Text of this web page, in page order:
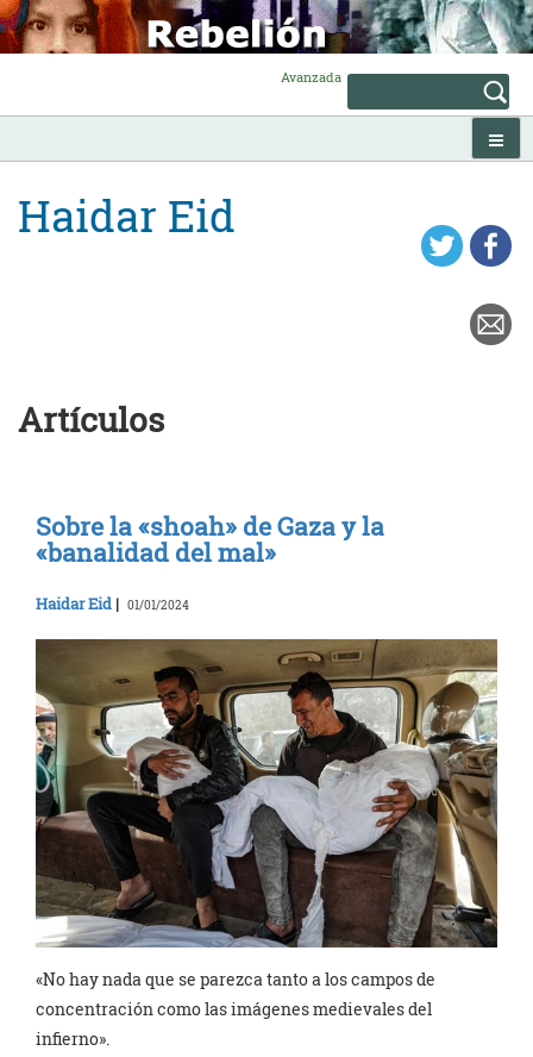
Skip
to
content
Avanzada
Haidar Eid
Artículos
Sobre la «shoah» de Gaza y la
«banalidad del mal»
Haidar Eid | 01/01/2024
«No hay nada que se parezca tanto a los campos de
concentración como las imágenes medievales del
infierno».